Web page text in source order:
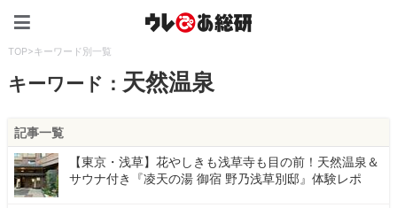
TOP>キーワード別一覧
キーワード： 天然温泉
記事一覧
【東京・浅草】花やしきも浅草寺も目の前！天然温泉＆
サウナ付き『凌天の湯 御宿 野乃浅草別邸』体験レポ